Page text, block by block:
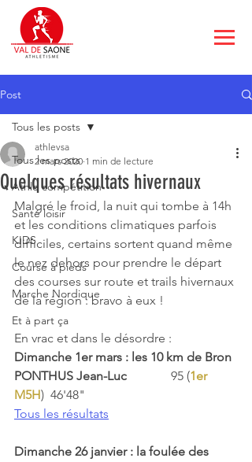
Post
Tous les posts
Athle compétition
Santé loisir
KIDS
Course à pieds
Marche Nordique
Et à part ça
Tous les posts
Quelques résultats hivernaux
athlevsa
2 mars 2020 1 min de lecture
Malgré le froid, la nuit qui tombe à 14h
et les conditions climatiques parfois
difficiles, certains sortent quand même
le nez dehors pour prendre le départ
des courses sur route et trails hivernaux
de la région : bravo à eux !
En vrac et dans le désordre :
Dimanche 1er mars : les 10 km de Bron
PONTHUS Jean-Luc
            95 (
1er
M5H)  46'48"
Tous les résultats
Dimanche 26 janvier : la foulée des